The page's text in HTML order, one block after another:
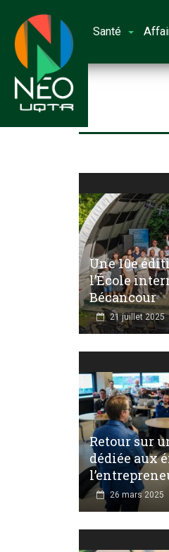
Santé
Une 10e
l’École
Bécancour
21 juillet 2025
Retour sur
dédiée aux
26 mars 2025